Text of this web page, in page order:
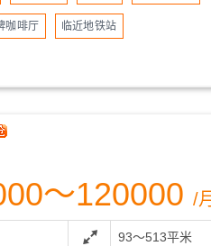
咖啡厅 临近地铁站
～120000 /
93～513平米